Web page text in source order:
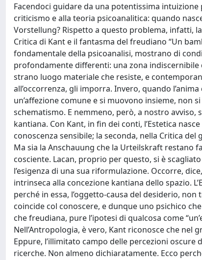
Facendoci guidare da una potentissima
criticismo e alla teoria psicoanalitica: quando
Vorstellung? Rispetto a questo problema, infatti,
Critica di Kant e il fantasma del freudiano “Un
fondamentale della psicoanalisi, mostrano di
profondamente differenti: una zona indiscernibile
strano luogo materiale che resiste, e
all’occorrenza, gli imporra. Invero, quando
un’affezione comune e si muovono insieme, non
schematismo. E nemmeno, però, a nostro
kantiana. Con Kant, in fin dei conti, l’Estetica
conoscenza sensibile; la seconda, nella Critica
Ma sia la Anschauung che la Urteilskraft restano
cosciente. Lacan, proprio per questo, si è
l’esigenza di una sua riformulazione. Occorre,
intrinseca alla concezione kantiana dello spazio.
perché in essa, l’oggetto-causa del desiderio,
coincide col conoscere, e dunque uno psichico
che freudiana, pure l’ipotesi di qualcosa come
Nell’Antropologia, è vero, Kant riconosce che
Eppure, l’illimitato campo delle percezioni
ricerche. Non almeno dichiaratamente. Ecco